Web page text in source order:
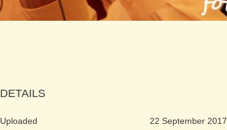
DETAILS
Uploaded 22 September 2017